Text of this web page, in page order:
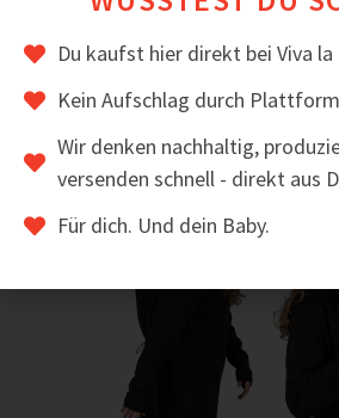
Du kaufst hier direkt bei Viva la
Kein Aufschlag durch
Wir denken nachhaltig,
versenden schnell - direkt aus
Für dich. Und dein Baby.